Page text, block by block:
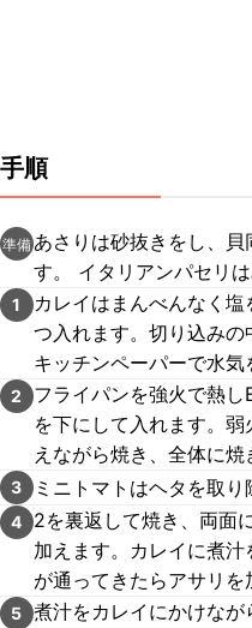
手順
準備 あさりは砂抜きをし、
す。 イタリアンパセリ
1
カレイはまんべんなく
つ入れます。切り込みの
キッチンペーパーで水気
2
フライパンを強火で熱
を下にして入れます。
えながら焼き、全体に焼
3 ミニトマトはヘタを取り
4
2を裏返して焼き、両面
加えます。カレイに煮
が通ってきたらアサリを
5 煮汁をカレイにかけなが